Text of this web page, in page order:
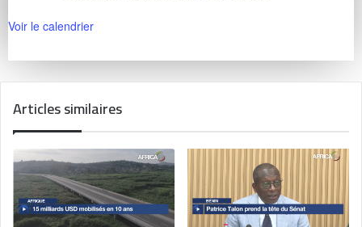
Voir le calendrier
Articles similaires